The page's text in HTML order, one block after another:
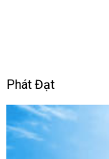
Phát Đạt